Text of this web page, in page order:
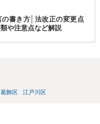
の書き方│法改正の変更点
や注意点など解説
葛飾区 江戸川区